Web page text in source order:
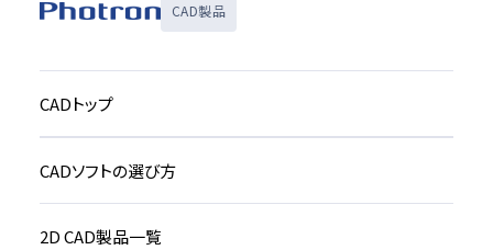
CAD製品
CADトップ
CADソフトの選び方
2D CAD製品一覧